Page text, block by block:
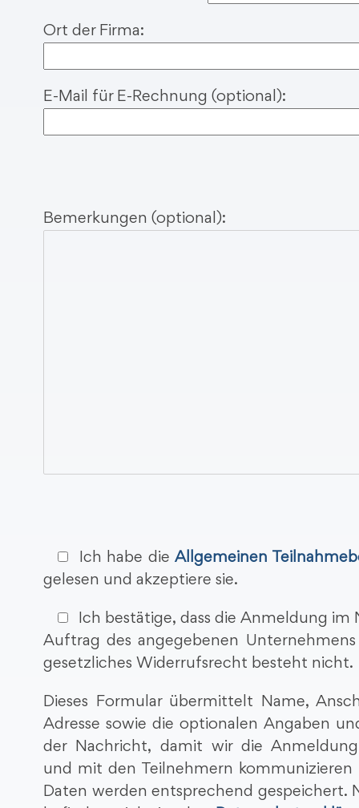
e
r
.
Ort der Firma:
E-Mail für E-Rechnung (optional):
Bemerkungen (optional):
Ich habe die Allgemeinen
gelesen und akzeptiere sie.
Ich bestätige, dass die Anmeldung im
Auftrag des angegebenen
gesetzliches Widerrufsrecht besteht nicht.
Dieses Formular übermittelt Name,
Adresse sowie die optionalen Angaben
der Nachricht, damit wir die
und mit den Teilnehmern kommunizieren
Daten werden entsprechend gespeichert.